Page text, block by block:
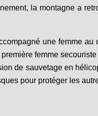
la montagne a
une femme
femme
de sauvetage en
pour protéger les